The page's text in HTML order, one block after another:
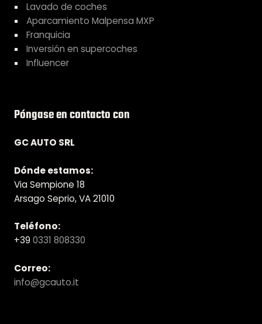
Lavado de coches
Aparcamiento Malpensa MXP
Franquicia
Inversión en supercoches
Influencer
Póngase en contacto con
GC AUTO SRL
Dónde estamos:
Via Sempione 18
Arsago Seprio, VA 21010
Teléfono:
+39 0331 808330
Correo:
info@gcauto.it